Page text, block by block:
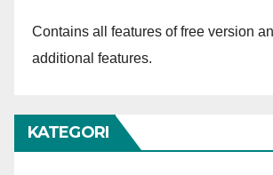
Contains all features of free version
additional features.
KATEGORI